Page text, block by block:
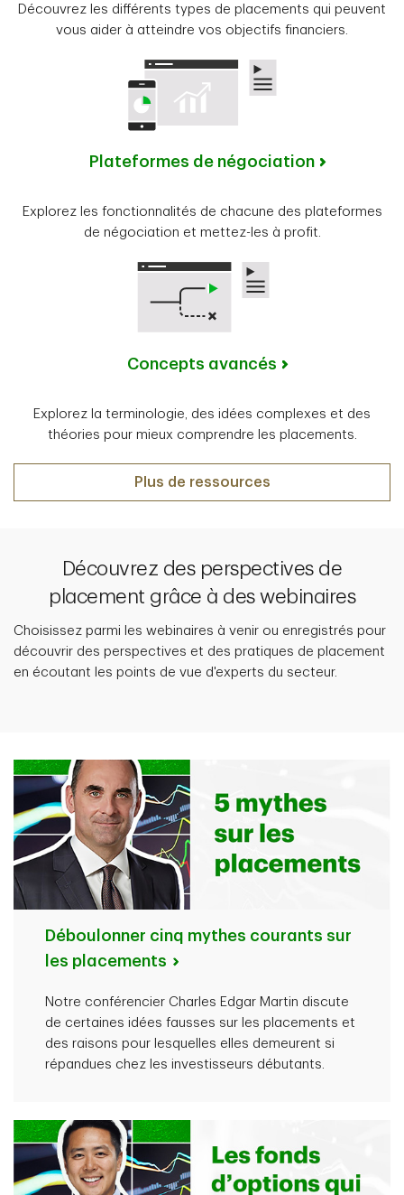
Découvrez les différents types de placements qui peuvent
vous aider à atteindre vos objectifs financiers.
Plateformes de négociation
Explorez les fonctionnalités de chacune des plateformes
de négociation et mettez-les à profit.
Concepts avancés
Explorez la terminologie, des idées complexes et des
théories pour mieux comprendre les placements.
Plus de ressources
Découvrez des perspectives de
placement grâce à des webinaires
Choisissez parmi les webinaires à venir ou enregistrés pour
découvrir des perspectives et des pratiques de placement
en écoutant les points de vue d'experts du secteur.
Déboulonner cinq mythes courants sur
les placements
Notre conférencier Charles Edgar Martin discute
de certaines idées fausses sur les placements et
des raisons pour lesquelles elles demeurent si
répandues chez les investisseurs débutants.